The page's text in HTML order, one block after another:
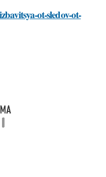
ot-sledov-ot-